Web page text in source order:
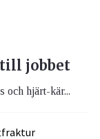
jobbet
och hjärt-kär...